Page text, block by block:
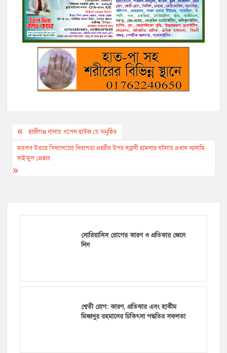
b
o
o
k
t
e
r
L
i
n
k
l
r
e
n
g
e
r
g
a
m
s
A
p
p
e
Post
navigation
হাজীগঞ্জ থানায় ওপেন হাউজ ডে অনুষ্ঠিত
মতলব উত্তরে বিদ্যালয়ের নিরাপত্তা প্রহরীর উপর সন্ত্রাসী হামলার ঘটনায় প্রধান আসামি
সাইফুল গ্রেপ্তার
সোরিয়াসিস রোগের কারণ ও প্রতিকার জেনে
নিন
শ্বেতী রোগ: কারণ, প্রতিকার এবং হাকীম
মিজানুর রহমানের চিকিৎসা পদ্ধতির সফলতা